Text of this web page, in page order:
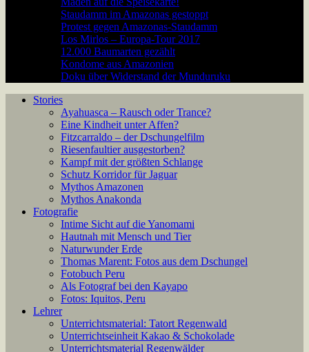
Staudamm im Amazonas gestoppt
Protest gegen Amazonas-Staudamm
Los Mirlos – Europa-Tour 2017
12.000 Baumarten gezählt
Kondome aus Amazonien
Doku über Widerstand der Munduruku
Stories
Ayahuasca – Rausch oder Trance?
Eine Kindheit unter Affen?
Fitzcarraldo – der Dschungelfilm
Riesenfaultier ausgestorben?
Kampf mit der größten Schlange
Schutz Korridor für Jaguar
Mythos Amazonen
Mythos Anakonda
Fotografie
Intime Sicht auf die Yanomami
Hautnah mit Mensch und Tier
Naturwunder Erde
Thomas Marent: Fotos aus dem Dschungel
Fotobuch Peru
Als Fotograf bei den Kayapo
Fotos: Iquitos, Peru
Lehrer
Unterrichtsmaterial: Tatort Regenwald
Unterrichtseinheit Kakao & Schokolade
Unterrichtsmaterial Regenwälder